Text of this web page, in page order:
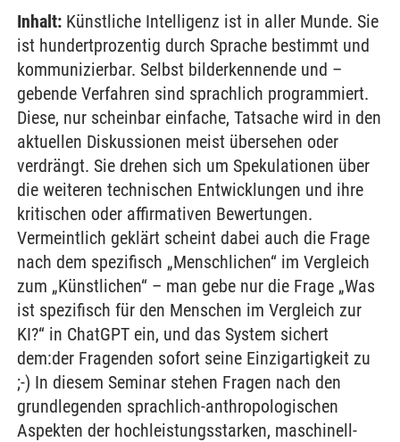
Inhalt: Künstliche Intelligenz ist in aller Munde. Sie
ist hundertprozentig durch Sprache bestimmt und
kommunizierbar. Selbst bilderkennende und –
gebende Verfahren sind sprachlich programmiert.
Diese, nur scheinbar einfache, Tatsache wird in den
aktuellen Diskussionen meist übersehen oder
verdrängt. Sie drehen sich um Spekulationen über
die weiteren technischen Entwicklungen und ihre
kritischen oder affirmativen Bewertungen.
Vermeintlich geklärt scheint dabei auch die Frage
nach dem spezifisch „Menschlichen“ im Vergleich
zum „Künstlichen“ – man gebe nur die Frage „Was
ist spezifisch für den Menschen im Vergleich zur
KI?“ in ChatGPT ein, und das System sichert
dem:der Fragenden sofort seine Einzigartigkeit zu
;-) In diesem Seminar stehen Fragen nach den
grundlegenden sprachlich-anthropologischen
Aspekten der hochleistungsstarken, maschinell-